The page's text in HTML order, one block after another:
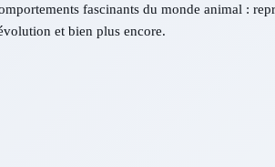
fascinants du monde animal :
et bien plus encore.